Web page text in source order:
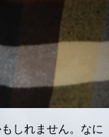
しれません。なに